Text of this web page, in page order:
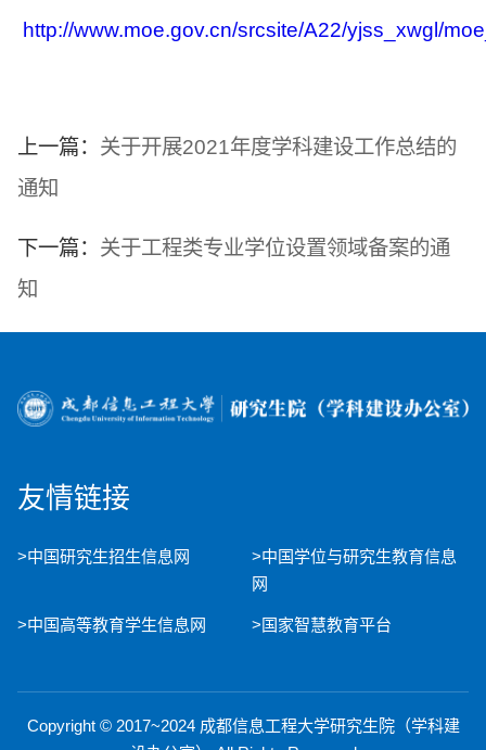
http://www.moe.gov.cn/srcsite/A22/yjss_xwgl/
上一篇： 关于开展2021年度学科建设工作总结的
通知
下一篇： 关于工程类专业学位设置领域备案的通
知
友情链接
>中国研究生招生信息网
>中国学位与研究生教育信息
网
>中国高等教育学生信息网 >国家智慧教育平台
Copyright © 2017~2024 成都信息工程大学研究生院（学科建